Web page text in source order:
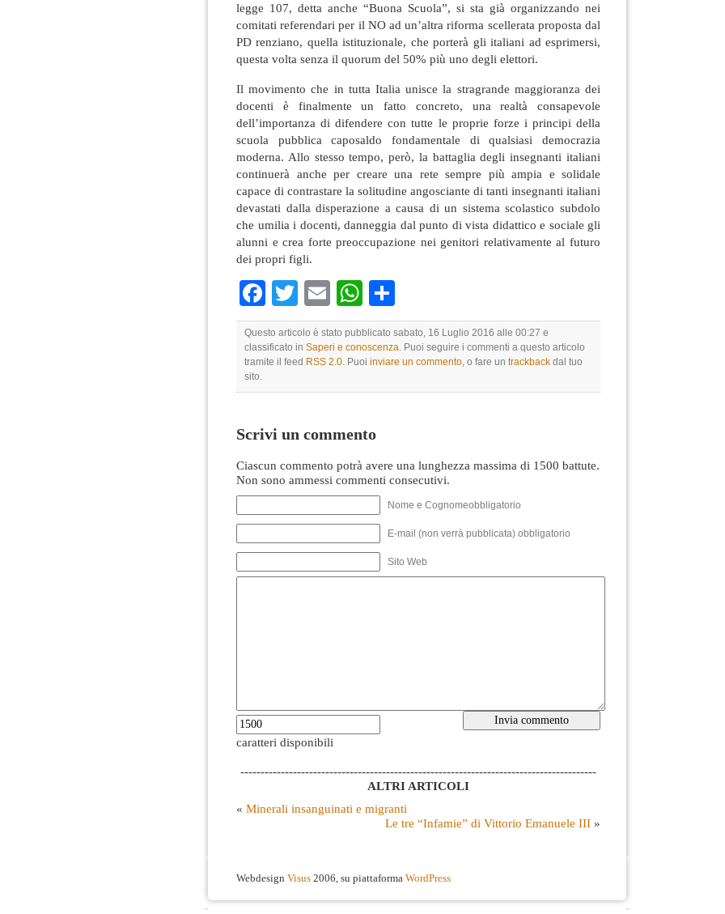
legge 107, detta anche “Buona Scuola”, si sta già organizzando nei
comitati referendari per il NO ad un’altra riforma scellerata proposta dal
PD renziano, quella istituzionale, che porterà gli italiani ad esprimersi,
questa volta senza il quorum del 50% più uno degli elettori.
Il movimento che in tutta Italia unisce la stragrande maggioranza dei
docenti è finalmente un fatto concreto, una realtà consapevole
dell’importanza di difendere con tutte le proprie forze i principi della
scuola pubblica caposaldo fondamentale di qualsiasi democrazia
moderna. Allo stesso tempo, però, la battaglia degli insegnanti italiani
continuerà anche per creare una rete sempre più ampia e solidale
capace di contrastare la solitudine angosciante di tanti insegnanti italiani
devastati dalla disperazione a causa di un sistema scolastico subdolo
che umilia i docenti, danneggia dal punto di vista didattico e sociale gli
alunni e crea forte preoccupazione nei genitori relativamente al futuro
dei propri figli.
Facebook
Twitter
EmailWhatsApp
Questo articolo è stato pubblicato sabato, 16 Luglio 2016 alle 00:27 e
classificato in Saperi e conoscenza . Puoi seguire i commenti a questo articolo
tramite il feed RSS 2.0 . Puoi inviare un commento , o fare un trackback dal tuo
sito.
Scrivi un commento
Ciascun commento potrà avere una lunghezza massima di 1500 battute.
Non sono ammessi commenti consecutivi.
Nome e Cognomeobbligatorio
E-mail (non verrà pubblicata) obbligatorio
Sito Web
caratteri disponibili
----------------------------------------------------------------------------------------
ALTRI ARTICOLI
« Minerali insanguinati e migranti
Le tre “Infamie” di Vittorio Emanuele III »
Webdesign Visus 2006, su piattaforma WordPress